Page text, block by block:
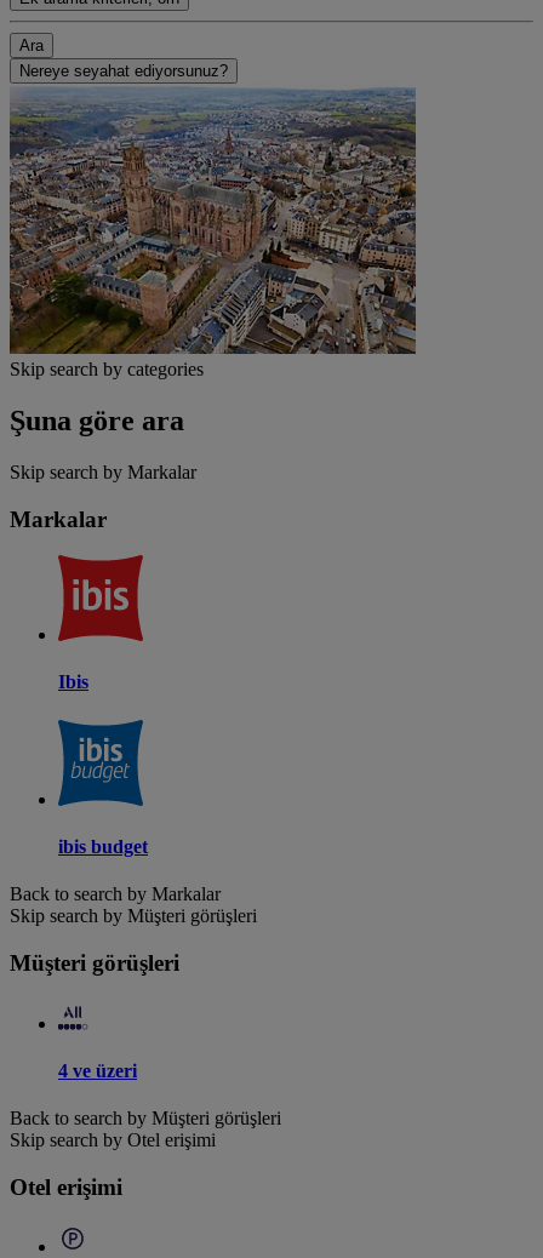
Ara
Nereye seyahat ediyorsunuz?
Skip search by categories
Şuna göre ara
Skip search by Markalar
Markalar
Ibis
ibis budget
Back to search by Markalar
Skip search by Müşteri görüşleri
Müşteri görüşleri
4 ve üzeri
Back to search by Müşteri görüşleri
Skip search by Otel erişimi
Otel erişimi